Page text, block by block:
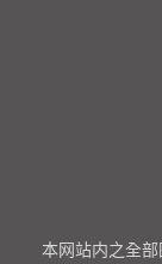
本网站内之全